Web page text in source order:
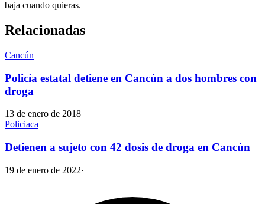
baja cuando quieras.
Relacionadas
Cancún
Policía estatal detiene en Cancún a dos hombres con
droga
13 de enero de 2018
Policiaca
Detienen a sujeto con 42 dosis de droga en Cancún
19 de enero de 2022·